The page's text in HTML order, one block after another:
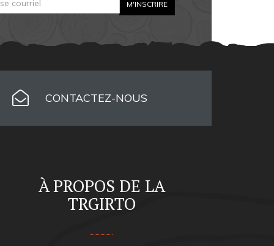
CONTACTEZ-NOUS
À PROPOS DE LA
TRGIRTO